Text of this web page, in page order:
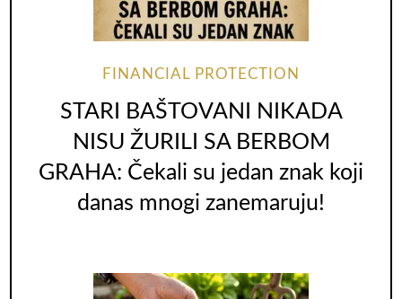
FINANCIAL PROTECTION
STARI BAŠTOVANI NIKADA
NISU ŽURILI SA BERBOM
GRAHA: Čekali su jedan znak koji
danas mnogi zanemaruju!